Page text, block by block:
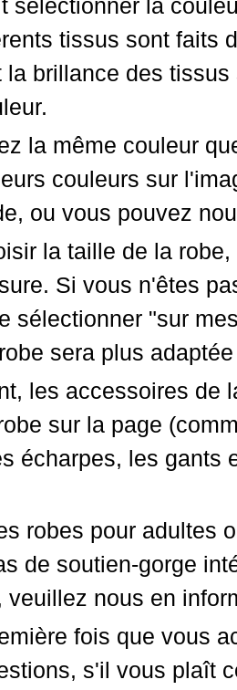
sélectionner la
tissus sont faits
la brillance des
la même couleur
couleurs sur
ou vous pouvez
la taille de la
Si vous n'êtes
sélectionner "sur
sera plus
les accessoires de
sur la page
écharpes, les gants
robes pour adultes
de soutien-gorge
veuillez nous en
fois que vous
s'il vous plaît